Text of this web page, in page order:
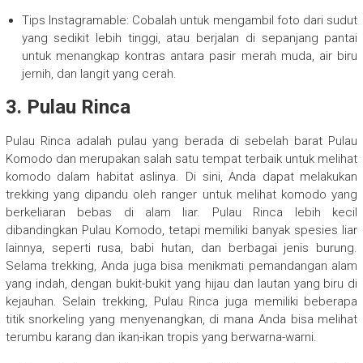
Tips Instagramable: Cobalah untuk mengambil foto dari sudut
yang sedikit lebih tinggi, atau berjalan di sepanjang pantai
untuk menangkap kontras antara pasir merah muda, air biru
jernih, dan langit yang cerah.
3. Pulau Rinca
Pulau Rinca adalah pulau yang berada di sebelah barat Pulau
Komodo dan merupakan salah satu tempat terbaik untuk melihat
komodo dalam habitat aslinya. Di sini, Anda dapat melakukan
trekking yang dipandu oleh ranger untuk melihat komodo yang
berkeliaran bebas di alam liar. Pulau Rinca lebih kecil
dibandingkan Pulau Komodo, tetapi memiliki banyak spesies liar
lainnya, seperti rusa, babi hutan, dan berbagai jenis burung.
Selama trekking, Anda juga bisa menikmati pemandangan alam
yang indah, dengan bukit-bukit yang hijau dan lautan yang biru di
kejauhan. Selain trekking, Pulau Rinca juga memiliki beberapa
titik snorkeling yang menyenangkan, di mana Anda bisa melihat
terumbu karang dan ikan-ikan tropis yang berwarna-warni.